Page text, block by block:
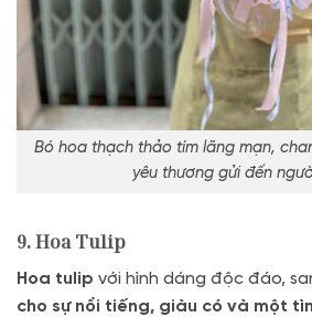
Bó hoa thạch thảo tím lãng mạn,
yêu thương gửi đến
9. Hoa Tulip
Hoa tulip với hình dáng độc đáo,
cho sự nổi tiếng, giàu có và một